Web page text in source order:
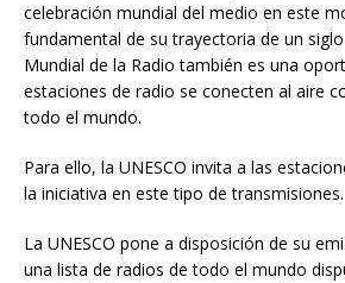
celebración mundial del medio en este
fundamental de su trayectoria de un
Mundial de la Radio también es una
estaciones de radio se conecten al aire
todo el mundo.
Para ello, la UNESCO invita a las
la iniciativa en este tipo de transmisiones.
La UNESCO pone a disposición de su
una lista de radios de todo el mundo